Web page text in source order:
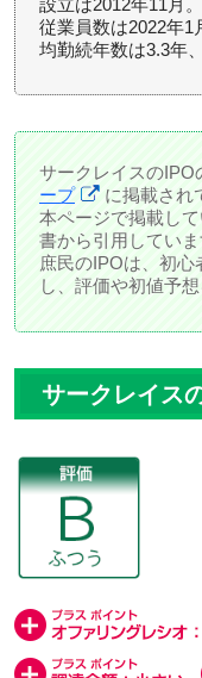
従業員数は2022年1
均勤続年数は3.3年
サークレイスのIPO
ープ
に掲載され
本ページで掲載し
書から引用していま
庶民のIPOは、初
し、評価や初値予想
サークレイス